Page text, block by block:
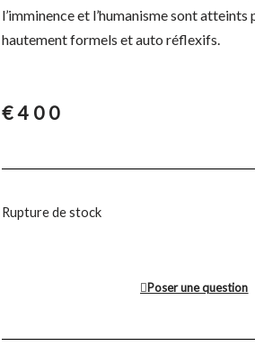
l’imminence et l’humanisme sont atteints
hautement formels et auto réflexifs.
€400
Rupture de stock
Poser une question